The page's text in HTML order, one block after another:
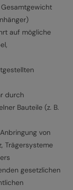
auf mögliche
durch
Bauteile (z. B.
von
Trägersysteme
gesetzlichen